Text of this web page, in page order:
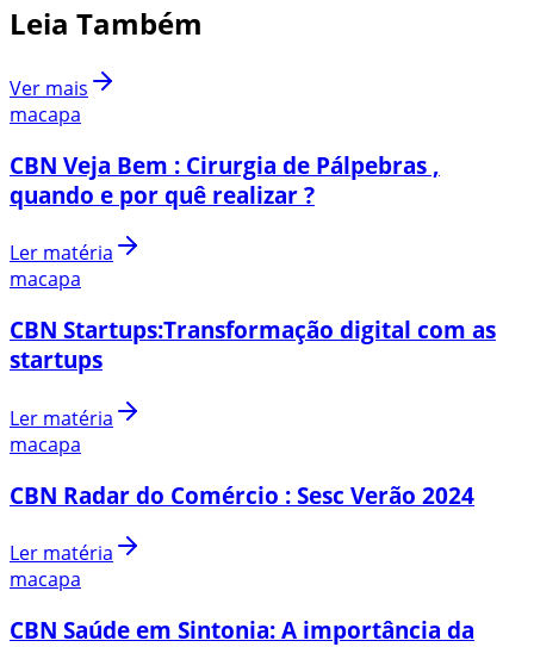
Leia Também
Ver mais
macapa
CBN Veja Bem : Cirurgia de Pálpebras ,
quando e por quê realizar ?
Ler matéria
macapa
CBN Startups:Transformação digital com as
startups
Ler matéria
macapa
CBN Radar do Comércio : Sesc Verão 2024
Ler matéria
macapa
CBN Saúde em Sintonia: A importância da